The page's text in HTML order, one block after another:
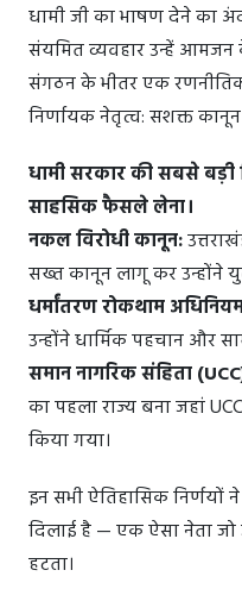
धामी जी का भाषण देने का
संयमित व्यवहार उन्हें
संगठन के भीतर एक
निर्णायक नेतृत्व: सशक्त
धामी सरकार की सबसे
साहसिक फैसले लेना।
नकल विरोधी कानून:
सख्त कानून लागू कर उन्होंने
धर्मांतरण रोकथाम
उन्होंने धार्मिक पहचान और
समान नागरिक संहिता
का पहला राज्य बना जहां
किया गया।
इन सभी ऐतिहासिक निर्णयों
दिलाई है — एक ऐसा नेता जो
हटता।